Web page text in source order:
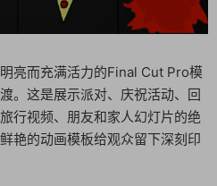
亮而充满活力的Final Cut Pro模
。这是展示派对、庆祝活动、回
行视频、朋友和家人幻灯片的绝
艳的动画模板给观众留下深刻印